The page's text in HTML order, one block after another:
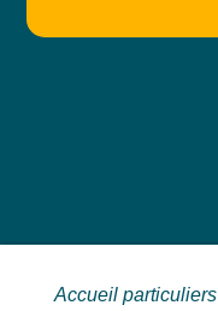
Accueil particuliers